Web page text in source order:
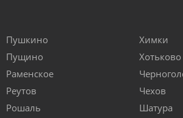
Пушкино
Пущино
Раменское
Реутов
Рошаль
Химки
Хотьково
Чехов
Шатура